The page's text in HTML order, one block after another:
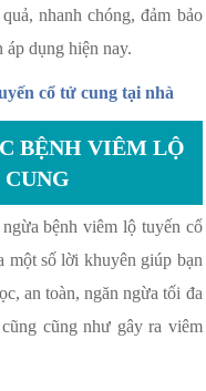
nhanh chóng, đảm bảo
dụng hiện nay.
cổ tử cung tại nhà
BỆNH VIÊM LỘ
bệnh viêm lộ tuyến cổ
một số lời khuyên giúp bạn
an toàn, ngăn ngừa tối đa
cũng như gây ra viêm